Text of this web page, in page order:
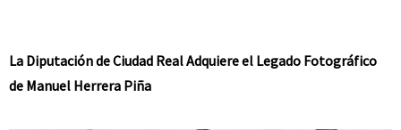
La Diputación de Ciudad Real Adquiere el Legado Fotográfico
de Manuel Herrera Piña